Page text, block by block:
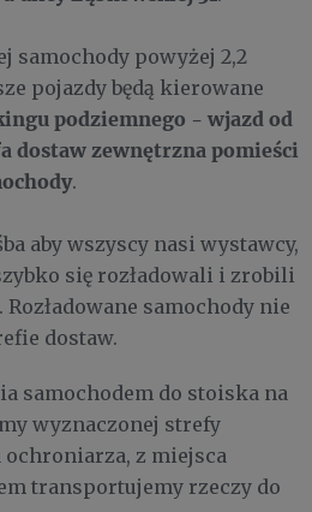
samochody powyżej 2,2
pojazdy będą kierowane
podziemnego - wjazd od
dostaw zewnętrzna pomieści
.
aby wszyscy nasi wystawcy,
się rozładowali i zrobili
samochody nie
dostaw.
samochodem do stoiska na
wyznaczonej strefy
ochroniarza, z miejsca
transportujemy rzeczy do